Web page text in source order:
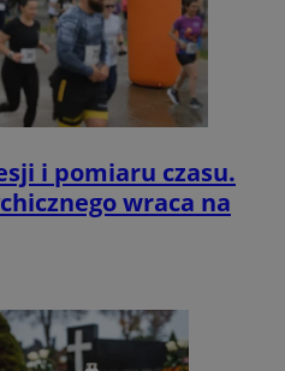
i pomiaru czasu.
wraca na